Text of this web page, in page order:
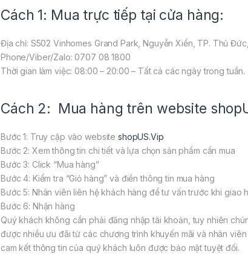
Cách 1: Mua trực tiếp tại cửa hàng:
Địa chỉ: S502 Vinhomes Grand Park, Nguyễn Xiển, TP. Thủ
Phone/Viber/Zalo: 0707 08 1800
Thời gian làm việc: 08:00 – 20:00 – Tất cả các ngày trong tuần.
Cách 2: Mua hàng trên website
Bước 1: Truy cập vào website shopUS.Vip
Bước 2: Xem thông tin chi tiết và lựa chọn sản phẩm cần mua
Bước 3: Click “Mua hàng”
Bước 4: Kiểm tra “Giỏ hàng” và điền thông tin mua hàng
Bước 5: Nhân viên liên hệ khách hàng để tư vấn trước khi giao
Bước 6: Nhận hàng
Quý khách không cần phải đăng nhập tài khoản, tuy nhiên
được nhiều ưu đãi từ các chương trình khuyến mãi và nhân
cam kết thông tin của quý khách luôn được bảo mật tuyệt đối.